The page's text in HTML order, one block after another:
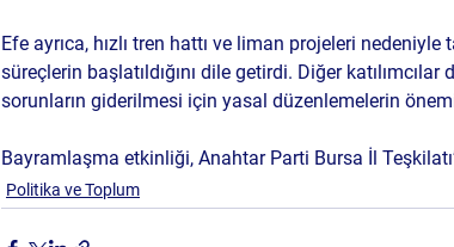
Efe ayrıca, hızlı tren hattı ve liman projeleri
süreçlerin başlatıldığını dile getirdi. Diğer
sorunların giderilmesi için yasal düzenlemelerin
Bayramlaşma etkinliği, Anahtar Parti Bursa İl
Politika ve Toplum